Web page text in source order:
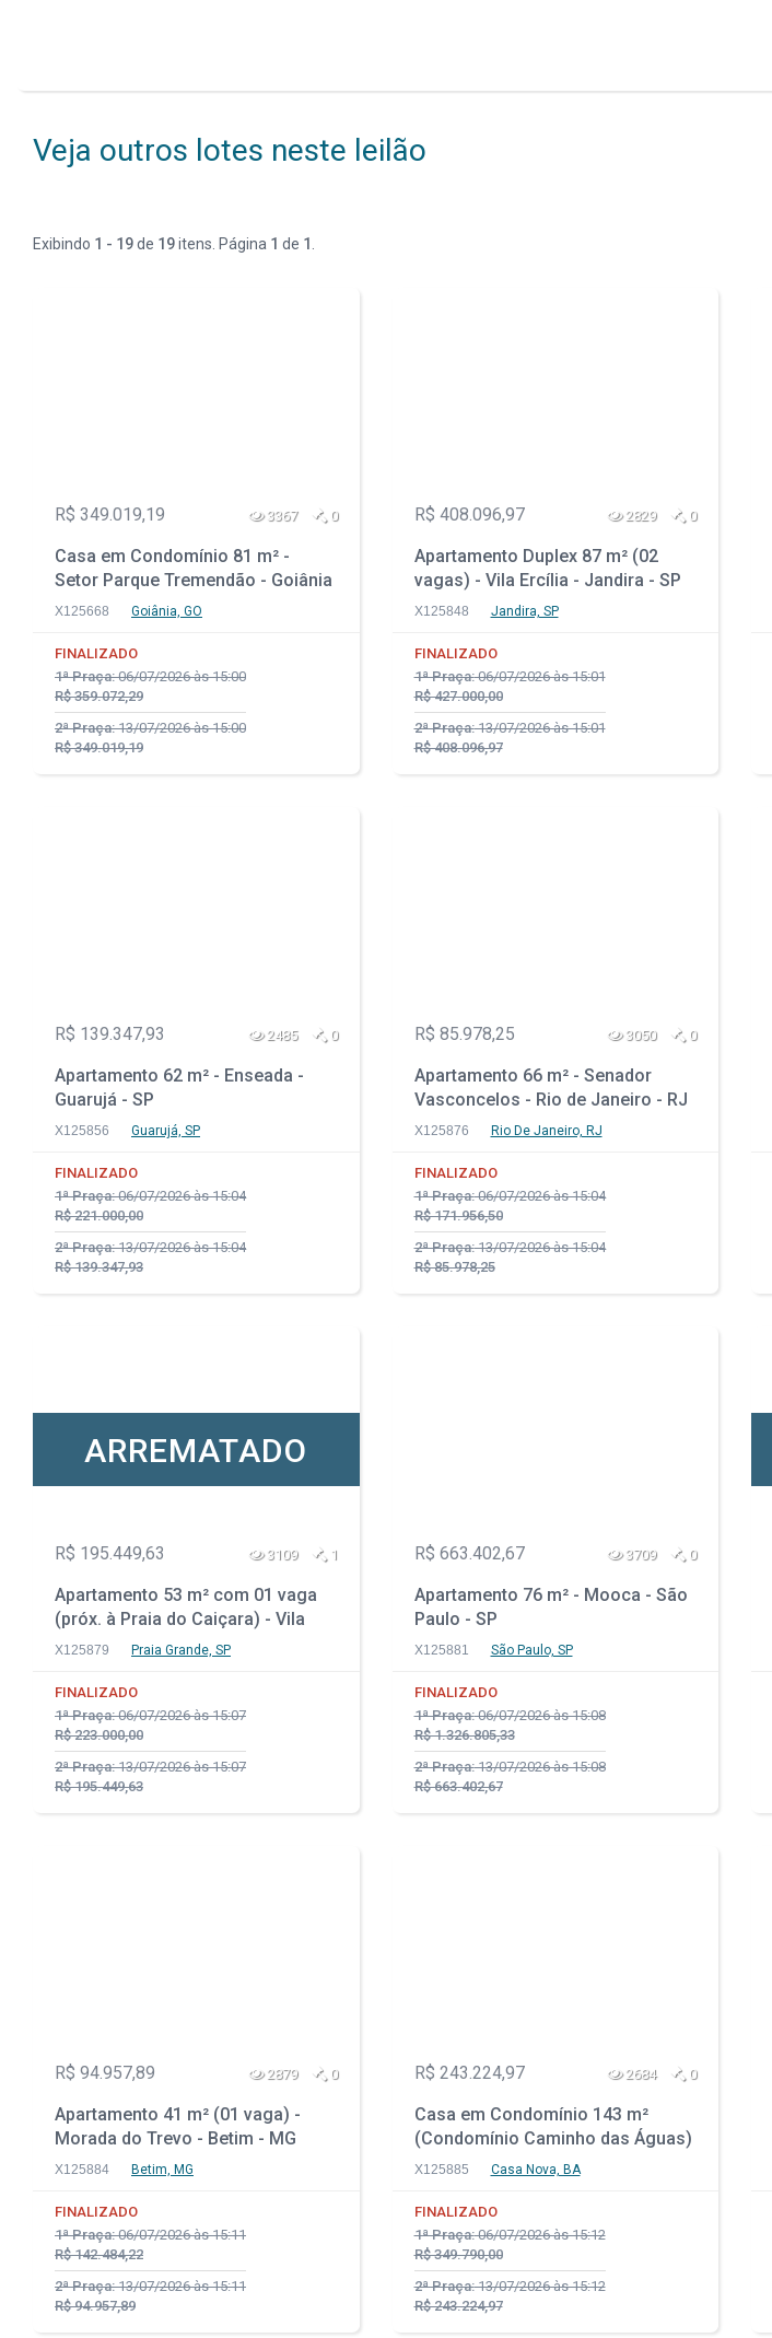
Veja outros lotes neste leilão
Exibindo 1 - 19de 19itens. Página 1 de 1
R$ 349.019,19 3367 0
Casa em Condomínio 81 m² -
Setor Parque Tremendão - Goiânia
- GO
X125668 Goiânia, GO
FINALIZADO
1ª Praça:06/07/2026 às 15:00
R$ 359.072,29
2ª Praça:13/07/2026 às 15:00
R$ 349.019,19
R$ 408.096,97 2829 0
Apartamento Duplex 87 m² (02
vagas) - Vila Ercília - Jandira - SP
X125848 Jandira, SP
FINALIZADO
1ª Praça:06/07/2026 às 15:01
R$ 427.000,00
2ª Praça:13/07/2026 às 15:01
R$ 408.096,97
R$ 139.347,93 2485 0
Apartamento 62 m² - Enseada -
Guarujá - SP
X125856 Guarujá, SP
FINALIZADO
1ª Praça:06/07/2026 às 15:04
R$ 221.000,00
2ª Praça:13/07/2026 às 15:04
R$ 139.347,93
R$ 85.978,25 3050 0
Apartamento 66 m² - Senador
Vasconcelos - Rio de Janeiro - RJ
X125876 Rio De Janeiro, RJ
FINALIZADO
1ª Praça:06/07/2026 às 15:04
R$ 171.956,50
2ª Praça:13/07/2026 às 15:04
R$ 85.978,25
ARREMATADO
R$ 195.449,63 3109 1
Apartamento 53 m² com 01 vaga
(próx. à Praia do Caiçara) - Vila
Caiçara - Praia Grande - SP
X125879 Praia Grande, SP
FINALIZADO
1ª Praça:06/07/2026 às 15:07
R$ 223.000,00
2ª Praça:13/07/2026 às 15:07
R$ 195.449,63
R$ 663.402,67 3709 0
Apartamento 76 m² - Mooca - São
Paulo - SP
X125881 São Paulo, SP
FINALIZADO
1ª Praça:06/07/2026 às 15:08
R$ 1.326.805,33
2ª Praça:13/07/2026 às 15:08
R$ 663.402,67
R$ 94.957,89 2879 0
Apartamento 41 m² (01 vaga) -
Morada do Trevo - Betim - MG
X125884 Betim, MG
FINALIZADO
1ª Praça:06/07/2026 às 15:11
R$ 142.484,22
2ª Praça:13/07/2026 às 15:11
R$ 94.957,89
R$ 243.224,97 2684 0
Casa em Condomínio 143 m²
(Condomínio Caminho das Águas)
- Casa Nova - BA
X125885 Casa Nova, BA
FINALIZADO
1ª Praça:06/07/2026 às 15:12
R$ 349.790,00
2ª Praça:13/07/2026 às 15:12
R$ 243.224,97